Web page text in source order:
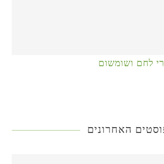
לחם ושומשום
האחרונים